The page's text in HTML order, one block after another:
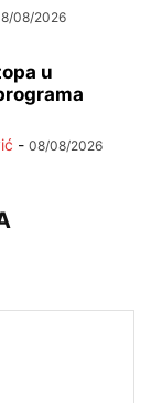
08/2026
u
- 08/08/2026